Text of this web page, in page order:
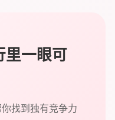
里一眼可
找到独有竞争力